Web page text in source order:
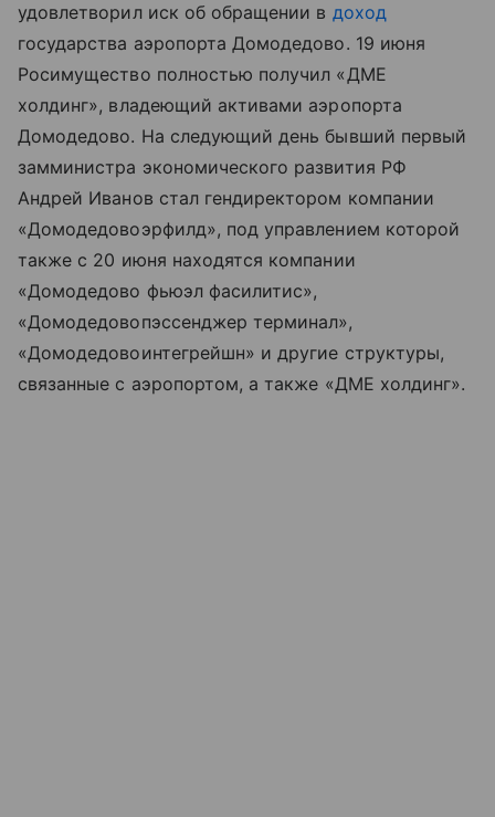
удовлетворил иск об обращении в доход
государства аэропорта Домодедово. 19 июня
Росимущество полностью получил «ДМЕ
холдинг», владеющий активами аэропорта
Домодедово. На следующий день бывший первый
замминистра экономического развития РФ
Андрей Иванов стал гендиректором компании
«Домодедовоэрфилд», под управлением которой
также с 20 июня находятся компании
«Домодедово фьюэл фасилитис»,
«Домодедовопэссенджер терминал»,
«Домодедовоинтегрейшн» и другие структуры,
связанные с аэропортом, а также «ДМЕ холдинг».